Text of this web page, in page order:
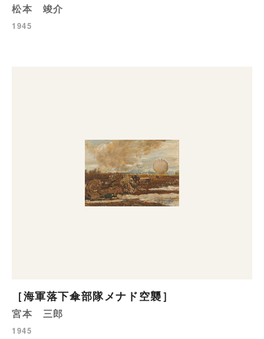
松本 竣介
1945
［海軍落下傘部隊メナド空襲］
宮本 三郎
1945